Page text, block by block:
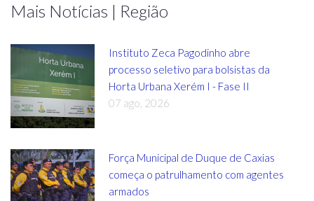
Mais Notícias | Região
Instituto Zeca Pagodinho abre
processo seletivo para bolsistas da
Horta Urbana Xerém I - Fase II
07 ago, 2026
Força Municipal de Duque de Caxias
começa o patrulhamento com agentes
armados